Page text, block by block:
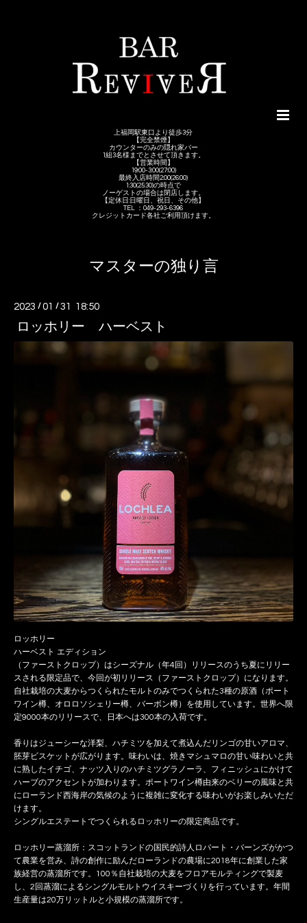
上福岡駅東口より徒歩3分
【完全禁煙】
カウンターのみの隠れ家バー
1組3名様までとさせて頂きます。
【営業時間】
19:00-3:00(27:00)
最終入店時間2:00(26:00)
1:30(25:30)の時点で
ノーゲストの場合は閉店します。
【定休日:日曜日、祝日、その他】
TEL ：049-293-6396
クレジットカード各社ご利用頂けます。
マスターの独り言
2023 /01 /31 18:50
ロッホリー ハーベスト
ロッホリー
ハーベスト エディション
（ファーストクロップ）はシーズナル（年4回）リリースのうち夏にリリー
スされる限定品で、今回が初リリース（ファーストクロップ）になります。
自社栽培の大麦からつくられたモルトのみでつくられた3種の原酒（ポート
ワイン樽、オロロソシェリー樽、バーボン樽）を使用しています。世界へ限
定9000本のリリースで、日本へは300本の入荷です。
香りはジューシーな洋梨、ハチミツを加えて煮込んだリンゴの甘いアロマ、
胚芽ビスケットが広がります。味わいは、焼きマシュマロの甘い味わいと共
に熟したイチゴ、ナッツ入りのハチミツグラノーラ、フィニッシュにかけて
ハーブのアクセントが加わります。ポートワイン樽由来のベリーの風味と共
にローランド西海岸の気候のように複雑に変化する味わいがお楽しみいただ
けます。
シングルエステートでつくられるロッホリーの限定商品です。
ロッホリー蒸溜所：スコットランドの国民的詩人ロバート・バーンズがかつ
て農業を営み、詩の創作に励んだローランドの農場に2018年に創業した家
族経営の蒸溜所です。100％自社栽培の大麦をフロアモルティングで製麦
し、2回蒸溜によるシングルモルトウイスキーづくりを行っています。年間
生産量は20万リットルと小規模の蒸溜所です。